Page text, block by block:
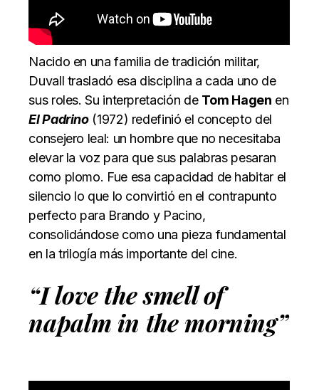
Nacido en una familia de tradición militar,
Duvall trasladó esa disciplina a cada uno de
sus roles. Su interpretación de Tom Hagen en
El Padrino(1972) redefinió el concepto del
consejero leal: un hombre que no necesitaba
elevar la voz para que sus palabras pesaran
como plomo. Fue esa capacidad de habitar el
silencio lo que lo convirtió en el contrapunto
perfecto para Brando y Pacino,
consolidándose como una pieza fundamental
en la trilogía más importante del cine.
“I love the smell of
napalm in the morning”